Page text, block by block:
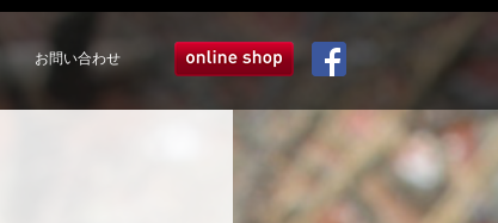
お問い合わせ オンラインショップ